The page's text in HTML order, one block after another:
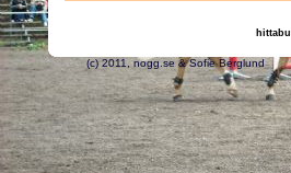
(c) 2011, nogg.se &